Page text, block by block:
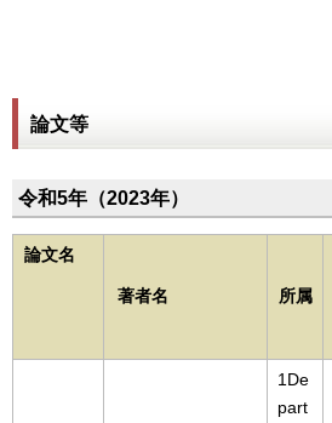
論文等
令和5年（2023年）
論文名
著者名 所属
1De
part